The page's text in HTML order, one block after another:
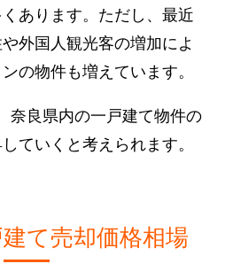
あります。ただし、最近
外国人観光客の増加によ
の物件も増えています。
奈良県内の一戸建て物件の
ていくと考えられます。
て売却価格相場